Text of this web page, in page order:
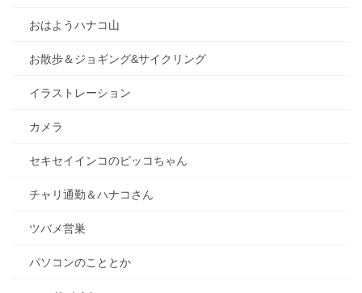
おはようハナコ山
お散歩＆ジョギング&サイクリング
イラストレーション
カメラ
セキセイインコのピッコちゃん
チャリ通勤＆ハナコさん
ツバメ営巣
パソコンのこととか